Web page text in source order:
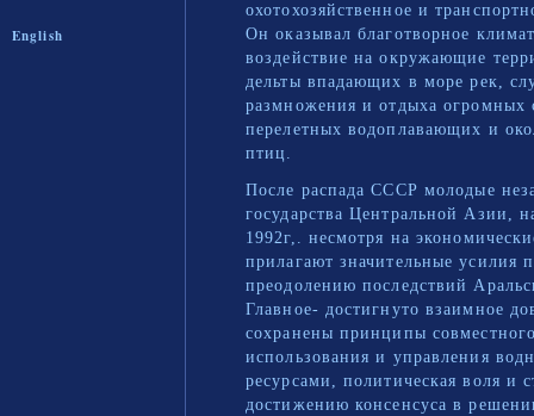
English
охотохозяйственное и
Он оказывал благотворное
воздействие на окружающие
дельты впадающих в море рек,
размножения и отдыха огромных
перелетных водоплавающих и
птиц.
После распада СССР молодые
государства Центральной Азии,
1992г,. несмотря на
прилагают значительные усилия
преодолению последствий
Главное- достигнуто взаимное
сохранены принципы
использования и управления
ресурсами, политическая воля и
достижению консенсуса в